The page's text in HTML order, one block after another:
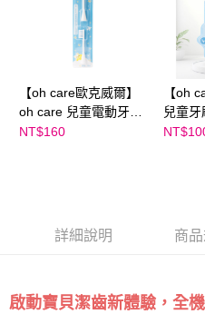
【oh care歐克威爾】
oh care 兒童電動牙刷
替換頭2入組
NT$160
【oh
兒童
詳細說明 商
啟動寶貝潔齒新體驗，全